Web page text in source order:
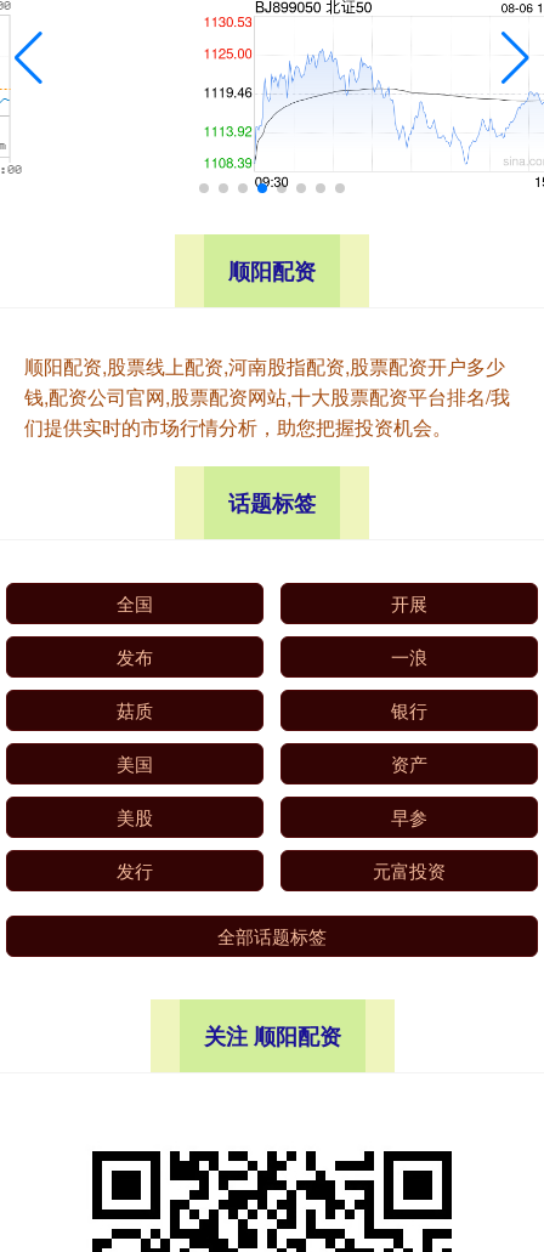
顺阳配资
顺阳配资,股票线上配资,河南股指配资,股票配资开户多少
钱,配资公司官网,股票配资网站,十大股票配资平台排名/我
们提供实时的市场行情分析，助您把握投资机会。
话题标签
全国 开展
发布 一浪
菇质 银行
美国 资产
美股 早参
发行 元富投资
全部话题标签
关注 顺阳配资